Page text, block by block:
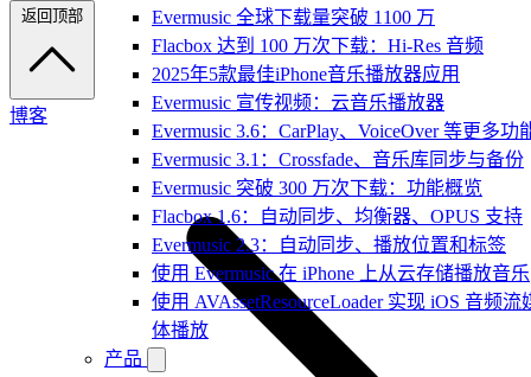
Evermusic 全球下载量突破 1100 万
Flacbox 达到 100 万次下载：Hi-Res 音频
2025年5款最佳iPhone音乐播放器应用
Evermusic 宣传视频：云音乐播放器
Evermusic 3.6：CarPlay、VoiceOver 等更多功
Evermusic 3.1：Crossfade、音乐库同步与备份
Evermusic 突破 300 万次下载：功能概览
Flacbox 1.6：自动同步、均衡器、OPUS 支持
Evermusic 2.3：自动同步、播放位置和标签
使用 Evermusic 在 iPhone 上从云存储播放音乐
使用 AVAssetResourceLoader 实现 iOS 音频流
体播放
产品
返回顶部
博客